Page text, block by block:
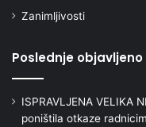
Zanimljivosti
Poslednje objavljeno
ISPRAVLJENA VELIKA
poništila otkaze